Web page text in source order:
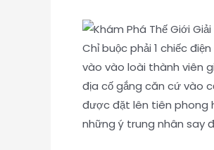
Chỉ buộc phải 1 chiếc
vào vào loài thành viên
địa cố gắng căn cứ vào
được đặt lên tiên phong
những ý trung nhân say